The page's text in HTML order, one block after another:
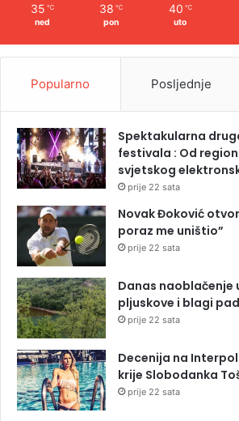
35 ℃
ned
38 ℃
pon
40 ℃
uto
Popularno Posljednje
Spektakularna
festivala : Od
svjetskog
prije 22 sata
Novak Đoković
poraz me uništio”
prije 22 sata
Danas naoblačenje
pljuskove i blagi
prije 22 sata
Decenija na
krije Slobodanka
prije 22 sata